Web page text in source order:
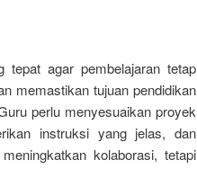
tepat agar pembelajaran tetap
memastikan tujuan pendidikan
perlu menyesuaikan proyek
instruksi yang jelas, dan
kolaborasi, tetapi